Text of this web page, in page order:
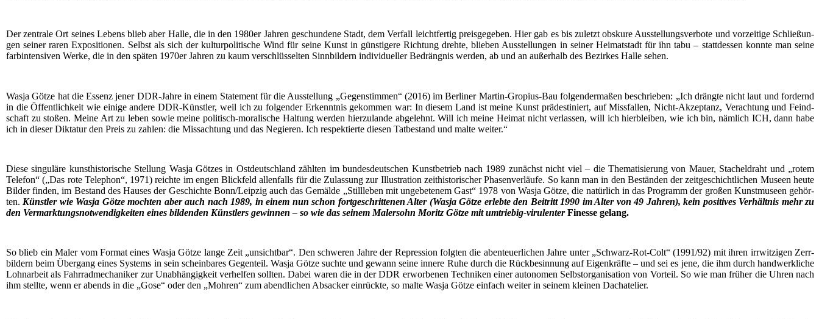
Der zen­tra­le Ort sei­nes Lebens blieb aber Hal­le, die in den 1980er Jah­ren geschun­de­ne Stadt, dem Ver­fall leicht­fer­tig preis­ge­ge­ben. Hier gab es bis zuletzt obsku­re Aus­stel­lungs­ver­bo­te und vor­zei­ti­ge Schlie­ßun­
gen sei­ner raren Expo­si­tio­nen. Selbst als sich der kul­tur­po­li­ti­sche Wind für sei­ne Kunst in güns­ti­ge­re Rich­tung dreh­te, blie­ben Aus­stel­lun­gen in sei­ner Hei­mat­stadt für ihn tabu – statt­des­sen konn­te man sei­ne
farb­in­ten­si­ven Wer­ke, die in den spä­ten 1970er Jah­ren zu kaum ver­schlüs­sel­ten Sinn­bil­dern indi­vi­du­el­ler Bedräng­nis wer­den, ab und an außer­halb des Bezir­kes Hal­le sehen.
Was­ja Göt­ze hat die Essenz jener DDR-Jah­re in einem State­ment für die Aus­stel­lung „Gegen­stim­men“ (2016) im Ber­li­ner Mar­tin-Gro­pi­us-Bau fol­gen­der­ma­ßen beschrie­ben: „Ich dräng­te nicht laut und for­dernd
in die Öffent­lich­keit wie eini­ge ande­re DDR-Künst­ler, weil ich zu fol­gen­der Erkennt­nis gekom­men war: In die­sem Land ist mei­ne Kunst prä­de­sti­niert, auf Miss­fal­len, Nicht-Akzep­tanz, Ver­ach­tung und Feind­
schaft zu sto­ßen. Mei­ne Art zu leben sowie mei­ne poli­tisch-mora­li­sche Hal­tung wer­den hier­zu­lan­de abge­lehnt. Will ich mei­ne Hei­mat nicht ver­las­sen, will ich hier­blei­ben, wie ich bin, näm­lich ICH, dann habe
ich in die­ser Dik­ta­tur den Preis zu zah­len: die Miss­ach­tung und das Negie­ren. Ich respek­tier­te die­sen Tat­be­stand und mal­te weiter.“
Die­se sin­gu­lä­re kunst­his­to­ri­sche Stel­lung Was­ja Göt­zes in Ost­deutsch­land zähl­ten im bun­des­deut­schen Kunst­be­trieb nach 1989 zunächst nicht viel – die The­ma­ti­sie­rung von Mau­er, Sta­chel­draht und „rotem
Tele­fon“ („Das rote Tele­phon“, 1971) reich­te im engen Blick­feld allen­falls für die Zulas­sung zur Illus­tra­ti­on zeit­his­to­ri­scher Pha­sen­ver­läu­fe. So kann man in den Bestän­den der zeit­ge­schicht­li­chen Muse­en heu­te
Bil­der fin­den, im Bestand des Hau­ses der Geschich­te Bonn/Leipzig auch das Gemäl­de „Still­le­ben mit unge­be­te­nem Gast“ 1978 von Was­ja Göt­ze, die natür­lich in das Pro­gramm der gro­ßen Kunst­mu­se­en gehör­
ten.Künst­ler wie Was­ja Göt­ze moch­ten aber auch nach 1989, in einem nun schon fort­ge­schrit­te­nen Alter (Was­ja Göt­ze erleb­te den Bei­tritt 1990 im Alter von 49 Jah­ren), kein posi­ti­ves Ver­hält­nis mehr zu
den Ver­mark­tungs­not­wen­dig­kei­ten eines bil­den­den Künst­lers gewin­nen – so wie das sei­nem Maler­sohn Moritz Göt­ze mit umtrie­big-viru­len­terFines­se gelang.
So blieb ein Maler vom For­mat eines Was­ja Göt­ze lan­ge Zeit „unsicht­bar“. Den schwe­ren Jah­re der Repres­si­on folg­ten die aben­teu­er­li­chen Jah­re unter „Schwarz-Rot-Colt“ (1991/92) mit ihren irr­wit­zi­gen Zerr­
bil­dern beim Über­gang eines Sys­tems in sein schein­ba­res Gegen­teil. Was­ja Göt­ze such­te und gewann sei­ne inne­re Ruhe durch die Rück­be­sin­nung auf Eigen­kräf­te – und sei es jene, die ihm durch hand­werk­li­che
Lohn­ar­beit als Fahr­rad­me­cha­ni­ker zur Unab­hän­gig­keit ver­hel­fen soll­ten. Dabei waren die in der DDR erwor­be­nen Tech­ni­ken einer auto­no­men Selbst­or­ga­ni­sa­ti­on von Vor­teil. So wie man frü­her die Uhren nach
ihm stell­te, wenn er abends in die „Gose“ oder den „Moh­ren“ zum abend­li­chen Absa­cker ein­rück­te, so mal­te Was­ja Göt­ze ein­fach wei­ter in sei­nem klei­nen Dachatelier.